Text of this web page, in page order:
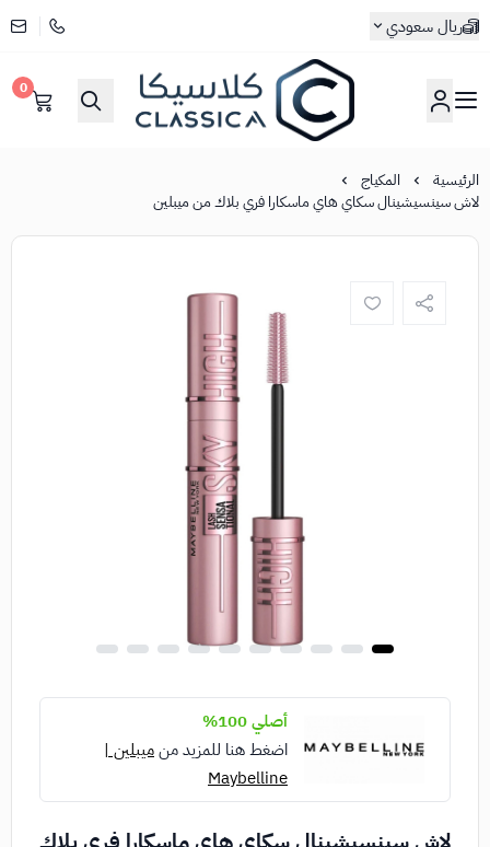
ريال سعودي
كلاسيكا
0
الرئيسية
المكياج
لاش سينسيشينال سكاي هاي ماسكارا فري بلاك من ميبلين
أصلي 100%
اضغط هنا للمزيد منميبلين |
Maybelline